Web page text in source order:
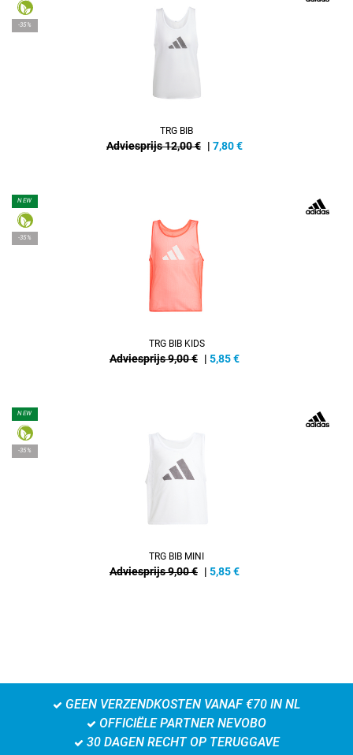
-35%
TRG BIB
Adviesprijs 12,00 € | 7,80€
NEW
-35%
TRG BIB KIDS
Adviesprijs 9,00 € | 5,85€
NEW
-35%
TRG BIB MINI
Adviesprijs 9,00 € | 5,85€
GEEN VERZENDKOSTEN VANAF €70 IN NL
OFFICIËLE PARTNER NEVOBO
30 DAGEN RECHT OP TERUGGAVE